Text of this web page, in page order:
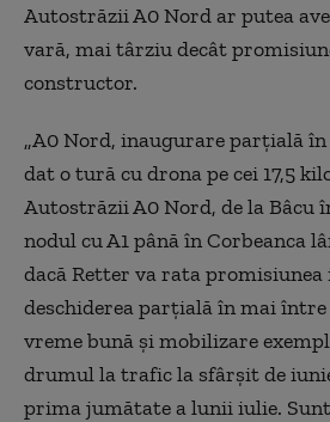
Autostrăzii A0 Nord ar putea
vară, mai târziu decât
constructor.
„A0 Nord, inaugurare parțială
dat o tură cu drona pe cei 17,5
Autostrăzii A0 Nord, de la Bâcu
nodul cu A1 până în Corbeanca
dacă Retter va rata
deschiderea parțială în mai între
vreme bună și mobilizare
drumul la trafic la sfârșit de
prima jumătate a lunii iulie.